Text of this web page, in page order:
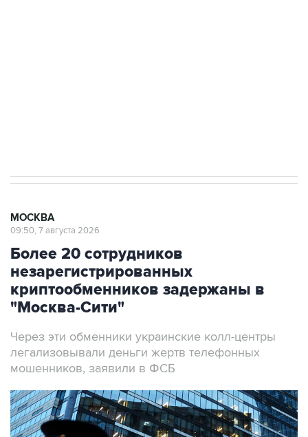
МОСКВА
09:50, 7 августа 2026
Более 20 сотрудников
незарегистрированных
криптообменников задержаны в
"Москва-Сити"
Через эти обменники украинские колл-центры
легализовывали деньги жертв телефонных
мошенников, заявили в ФСБ